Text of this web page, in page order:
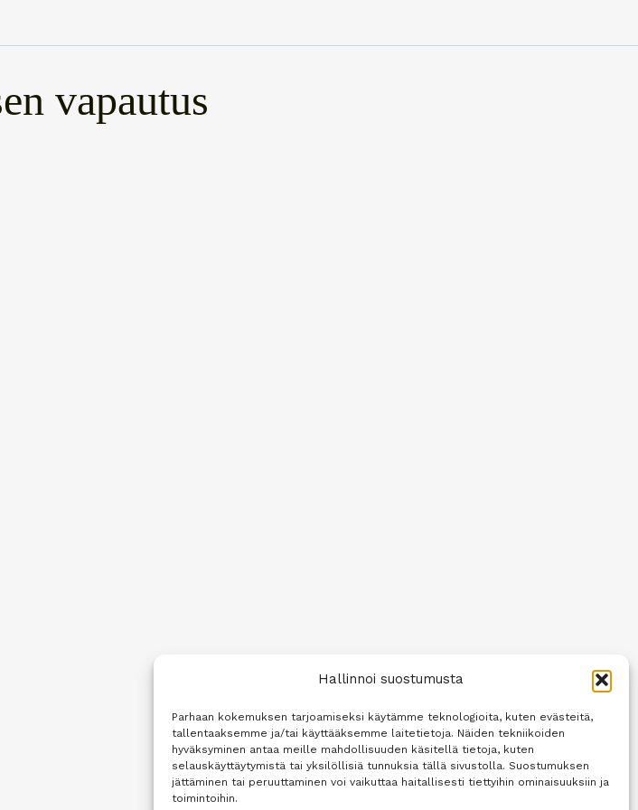
Hallinnoi suostumusta
Parhaan kokemuksen tarjoamiseksi käytämme teknologioita, kuten evästeitä,
tallentaaksemme ja/tai käyttääksemme laitetietoja. Näiden tekniikoiden
hyväksyminen antaa meille mahdollisuuden käsitellä tietoja, kuten
selauskäyttäytymistä tai yksilöllisiä tunnuksia tällä sivustolla. Suostumuksen
jättäminen tai peruuttaminen voi vaikuttaa haitallisesti tiettyihin ominaisuuksiin ja
toimintoihin.
vapautus